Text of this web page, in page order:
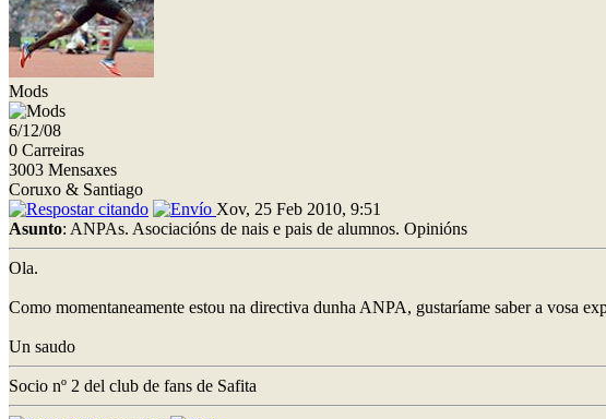
Mods
6/12/08
0 Carreiras
3003 Mensaxes
Coruxo & Santiago
Xov, 25 Feb 2010, 9:51
Asunto: ANPAs. Asociacións de nais e pais de alumnos. Opinións
Ola.
Como momentaneamente estou na directiva dunha ANPA, gustaríame saber a vosa
Un saudo
Socio nº 2 del club de fans de Safita